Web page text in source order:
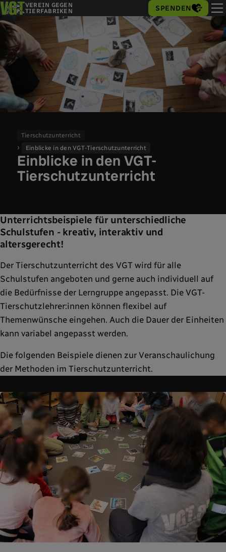
VEREIN GEGEN
TIERFABRIKEN
SPENDEN
Tierschutzunterricht
Einblicke in den VGT-Tierschutzunterricht
Einblicke in den VGT-
Tierschutzunterricht
Unterrichtsbeispiele für unterschiedliche
Schulstufen - kreativ, interaktiv und
altersgerecht!
Der Tierschutzunterricht des VGT wird für alle
Schulstufen angeboten und gerne auch individuell auf
die Bedürfnisse der Lerngruppe angepasst. Die VGT-
Tierschutzlehrer:innen können flexibel auf
Themenwünsche eingehen. Auch die Dauer der Einheiten
kann variabel angepasst werden.
Die folgenden Beispiele dienen zur Veranschaulichung
der Methoden im Tierschutzunterricht.